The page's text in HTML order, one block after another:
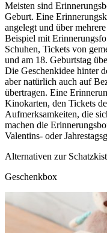
Meisten sind
Geburt. Eine
angelegt und über
Beispiel mit
Schuhen, Tickets von
und am 18. Geburtstag
Die Geschenkidee hinter
aber natürlich auch auf
übertragen. Eine
Kinokarten, den Tickets
Aufmerksamkeiten, die
machen die
Valentins- oder
Alternativen zur
Geschenkbox